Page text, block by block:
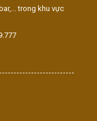
trong khu vực